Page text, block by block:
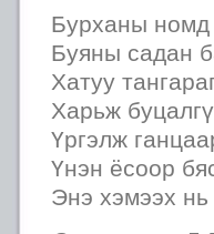
Бурханы номд
Буяны садан
Хатуу
Харьж
Үргэлж
Үнэн ёсоор
Энэ хэмээх